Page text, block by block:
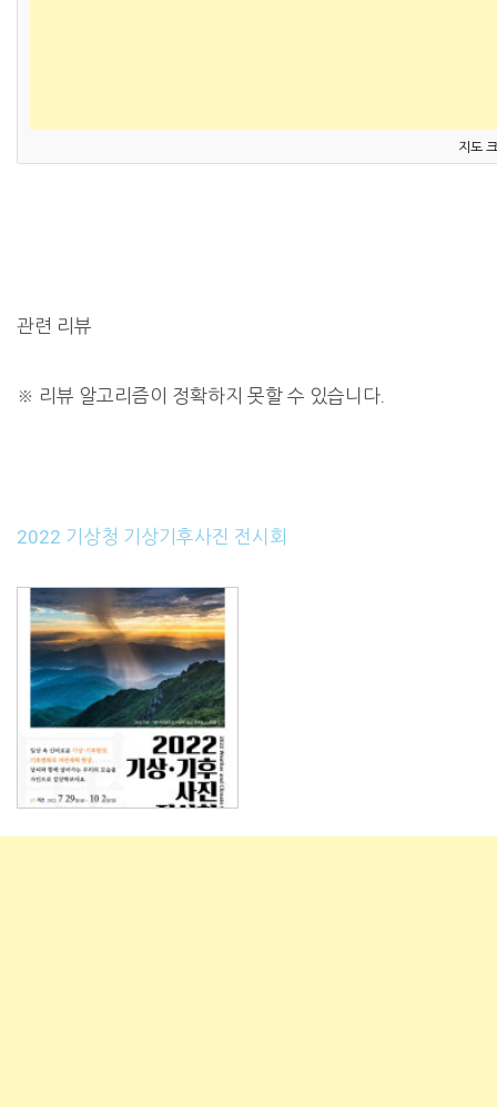
지도
관련 리뷰
※ 리뷰 알고리즘이 정확하지 못할 수 있습니다.
2022 기상청 기상기후사진 전시회